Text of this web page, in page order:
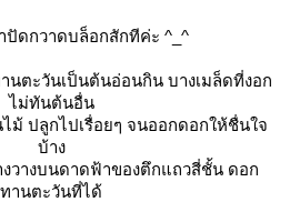
ปัดกวาดบล็อกสักทีค่ะ ^_^
นตะวันเป็นต้นอ่อนกิน บางเมล็ดที่งอก
ไม่ทันต้นอื่น
ไม้ ปลูกไปเรื่อยๆ จนออกดอกให้ชื่นใจ
บ้าง
งวางบนดาดฟ้าของตึกแถวสี่ชั้น ดอก
ทานตะวันที่ได้